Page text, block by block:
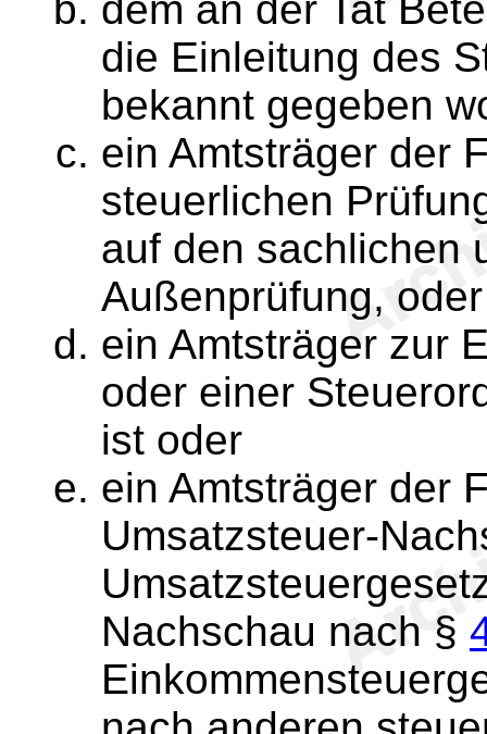
die Einleitung des
bekannt gegeben
ein Amtsträger der
steuerlichen
auf den sachlichen
Außenprüfung, oder
ein Amtsträger zur
oder einer
ist oder
ein Amtsträger der
Umsatzsteuer-
Nachschau nach §